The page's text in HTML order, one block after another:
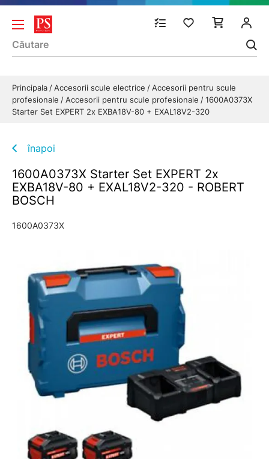
Principala Accesorii scule electrice
Accesorii pentru scule
profesionale
Accesorii pentru scule profesionale
1600A0373X
Starter Set EXPERT 2x EXBA18V-80 + EXAL18V2-320
înapoi
1600A0373X Starter Set EXPERT 2x
EXBA18V-80 + EXAL18V2-320 - ROBERT
BOSCH
1600A0373X